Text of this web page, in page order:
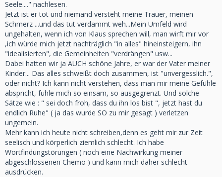
Seele...." nachlesen.
Jetzt ist er tot und niemand versteht meine Trauer, meinen
Schmerz ...und das tut verdammt weh...Mein Umfeld wird
ungehalten, wenn ich von Klaus sprechen will, man wirft mir vor
,ich würde mich jetzt nachträglich "in alles" hineinsteigern, ihn
"idealisierten", die Gemeinheiten "verdrängen" usw...
Dabei hatten wir ja AUCH schöne Jahre, er war der Vater meiner
Kinder... Das alles schweißt doch zusammen, ist "unvergesslich.",
oder nicht? Ich kann nicht verstehen, dass man mir meine Gefühle
abspricht, fühle mich so einsam, so ausgegrenzt. Und solche
Sätze wie : " sei doch froh, dass du ihn los bist ", jetzt hast du
endlich Ruhe" ( ja das wurde SO zu mir gesagt ) verletzen
ungemein.
Mehr kann ich heute nicht schreiben,denn es geht mir zur Zeit
seelisch und körperlich ziemlich schlecht. Ich habe
Wortfindungstörungen ( noch eine Nachwirkung meiner
abgeschlossenen Chemo ) und kann mich daher schlecht
ausdrücken.